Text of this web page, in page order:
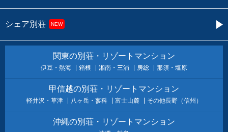
シェア別荘 NEW
関東の別荘・リゾートマンション
伊豆・熱海 箱根 湘南・三浦 房総 那須・塩原
甲信越の別荘・リゾートマンション
軽井沢・草津 八ヶ岳・蓼科 富士山麓 その他長野（信州）
沖縄の別荘・リゾートマンション